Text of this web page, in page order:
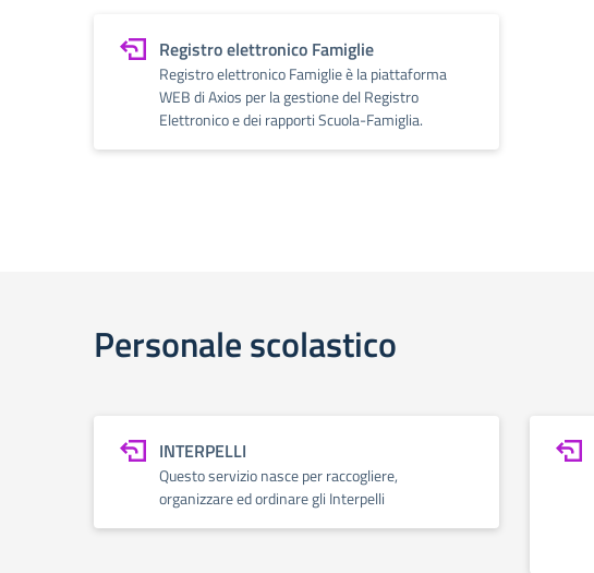
Registro elettronico Famiglie
Registro elettronico Famiglie è la piattaforma
WEB di Axios per la gestione del Registro
Elettronico e dei rapporti Scuola-Famiglia.
Personale scolastico
INTERPELLI
Questo servizio nasce per raccogliere,
organizzare ed ordinare gli Interpelli